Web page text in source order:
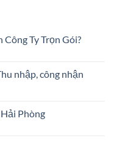
Ty Trọn Gói?
nhập, công nhận
Phòng